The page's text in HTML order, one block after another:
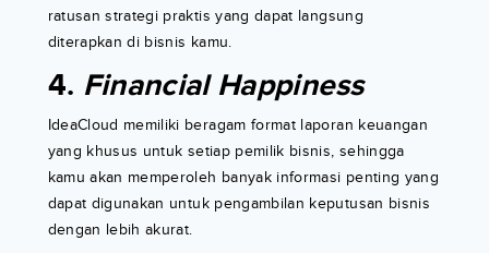
ratusan strategi praktis yang dapat langsung
diterapkan di bisnis kamu.
4. Financial Happiness
IdeaCloud memiliki beragam format laporan keuangan
yang khusus untuk setiap pemilik bisnis, sehingga
kamu akan memperoleh banyak informasi penting yang
dapat digunakan untuk pengambilan keputusan bisnis
dengan lebih akurat.